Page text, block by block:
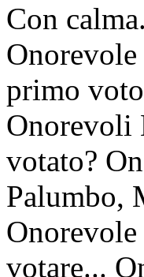
Con
primo
Onorevoli
votato?
Palumbo,
votare...